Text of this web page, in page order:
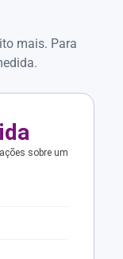
mais. Para
sobre um